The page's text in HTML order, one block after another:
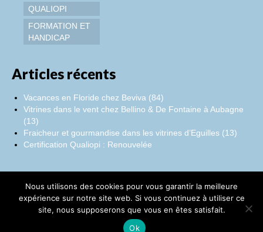
QUALIOPI
FORMATION ET
HANDICAP
Articles récents
Vacances en Floride chez Beviva (84)
Vitrines dans le vent chez Bellino & De Fontaine à Aubagne
(13)
Fraicheur et gourmandise dans les vitrines d’Eguilles (13)
Certification Qualiopi : Renouvelée
Facebook
Instagram
LinkedIn
Nous utilisons des cookies pour vous garantir la meilleure
expérience sur notre site web. Si vous continuez à utiliser ce
site, nous supposerons que vous en êtes satisfait.
Ok